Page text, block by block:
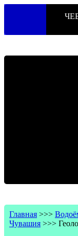
Главная >>>
Чувашия >>>